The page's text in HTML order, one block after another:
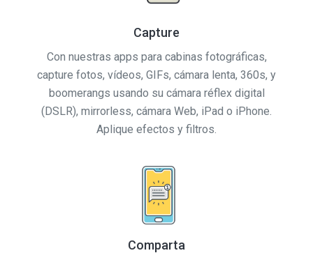
Capture
Con nuestras apps para cabinas fotográficas,
capture fotos, vídeos, GIFs, cámara lenta, 360s, y
boomerangs usando su cámara réflex digital
(DSLR), mirrorless, cámara Web, iPad o iPhone.
Aplique efectos y filtros.
Comparta